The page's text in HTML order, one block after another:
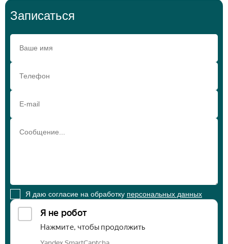
Записаться
Я даю согласие на обработку персональных данных